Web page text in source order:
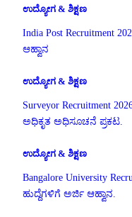
ಉದ್ಯೋಗ & ಶಿಕ್ಷಣ
India Post Recruitment
ಆಹ್ವಾನ
ಉದ್ಯೋಗ & ಶಿಕ್ಷಣ
Surveyor Recruitment
ಅಧಿಕೃತ ಅಧಿಸೂಚನೆ ಪ್ರಕಟ.
ಉದ್ಯೋಗ & ಶಿಕ್ಷಣ
Bangalore University
ಹುದ್ದೆಗಳಿಗೆ ಅರ್ಜಿ ಆಹ್ವಾನ.